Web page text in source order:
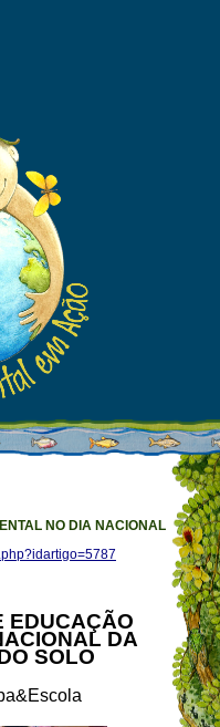
NO DIA NACIONAL
EDUCAÇÃO
DA
SOLO